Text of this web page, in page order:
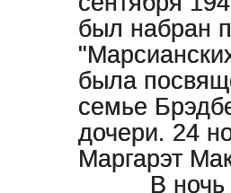
был набран
была
семье
дочери. 24
Маргарэт
В ночь с